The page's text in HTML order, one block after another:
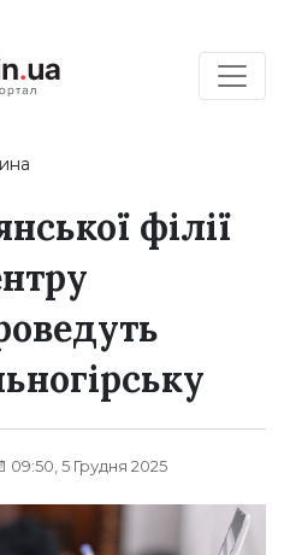
філії
09:50, 5 Грудня 2025